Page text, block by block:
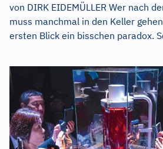
von DIRK EIDEMÜLLER Wer nach
muss manchmal in den Keller
ersten Blick ein bisschen paradox.